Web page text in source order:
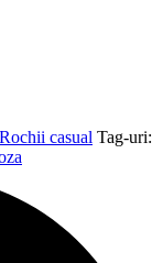
Rochii casual Tag-uri: